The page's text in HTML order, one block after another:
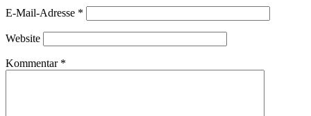
E-Mail-Adresse *
Website
Kommentar *